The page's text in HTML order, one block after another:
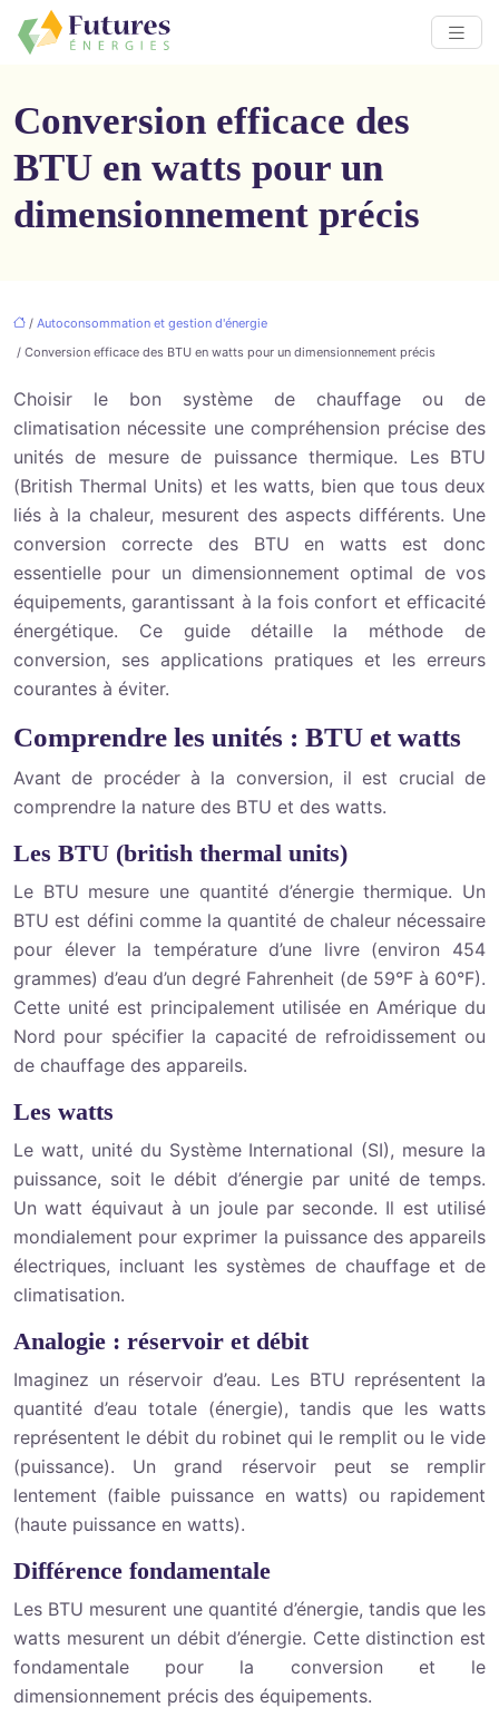
Conversion efficace des
BTU en watts pour un
dimensionnement précis
/ Autoconsommation et gestion d'énergie
/ Conversion efficace des BTU en watts pour un dimensionnement précis
Choisir le bon système de chauffage ou de
climatisation nécessite une compréhension précise des
unités de mesure de puissance thermique. Les BTU
(British Thermal Units) et les watts, bien que tous deux
liés à la chaleur, mesurent des aspects différents. Une
conversion correcte des BTU en watts est donc
essentielle pour un dimensionnement optimal de vos
équipements, garantissant à la fois confort et efficacité
énergétique. Ce guide détaille la méthode de
conversion, ses applications pratiques et les erreurs
courantes à éviter.
Comprendre les unités : BTU et watts
Avant de procéder à la conversion, il est crucial de
comprendre la nature des BTU et des watts.
Les BTU (british thermal units)
Le BTU mesure une quantité d’énergie thermique. Un
BTU est défini comme la quantité de chaleur nécessaire
pour élever la température d’une livre (environ 454
grammes) d’eau d’un degré Fahrenheit (de 59°F à 60°F).
Cette unité est principalement utilisée en Amérique du
Nord pour spécifier la capacité de refroidissement ou
de chauffage des appareils.
Les watts
Le watt, unité du Système International (SI), mesure la
puissance, soit le débit d’énergie par unité de temps.
Un watt équivaut à un joule par seconde. Il est utilisé
mondialement pour exprimer la puissance des appareils
électriques, incluant les systèmes de chauffage et de
climatisation.
Analogie : réservoir et débit
Imaginez un réservoir d’eau. Les BTU représentent la
quantité d’eau totale (énergie), tandis que les watts
représentent le débit du robinet qui le remplit ou le vide
(puissance). Un grand réservoir peut se remplir
lentement (faible puissance en watts) ou rapidement
(haute puissance en watts).
Différence fondamentale
Les BTU mesurent une quantité d’énergie, tandis que les
watts mesurent un débit d’énergie. Cette distinction est
fondamentale pour la conversion et le
dimensionnement précis des équipements.